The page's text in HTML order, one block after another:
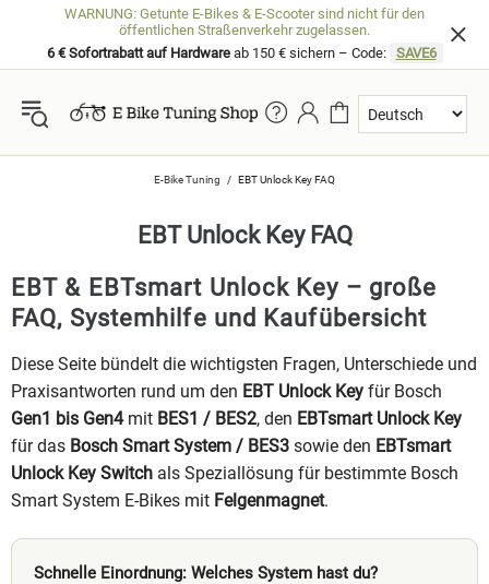
WARNUNG: Getunte E-Bikes & E-Scooter sind nicht für den
öffentlichen Straßenverkehr zugelassen.
6 € Sofortrabatt auf Hardwareab 150 € sichern – Code: SAVE6
E-Bike Tuning EBT Unlock Key FAQ
EBT Unlock Key FAQ
EBT & EBTsmart Unlock Key – große
FAQ, Systemhilfe und Kaufübersicht
Diese Seite bündelt die wichtigsten Fragen, Unterschiede und
Praxisantworten rund um den EBT Unlock Key für Bosch
Gen1 bis Gen4mit BES1 / BES2, den EBTsmart Unlock Key
für das Bosch Smart System / BES3 sowie den EBTsmart
Unlock Key Switch als Speziallösung für bestimmte Bosch
Smart System E-Bikes mit Felgenmagnet.
Schnelle Einordnung: Welches System hast du?